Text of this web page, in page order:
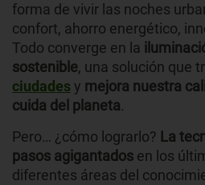
forma de vivir las noches
confort, ahorro energético,
Todo converge en la
sostenible, una solución que
ciudadesy mejora nuestra
cuida del planeta.
Pero… ¿cómo lograrlo? La
pasos agigantados en los
diferentes áreas del